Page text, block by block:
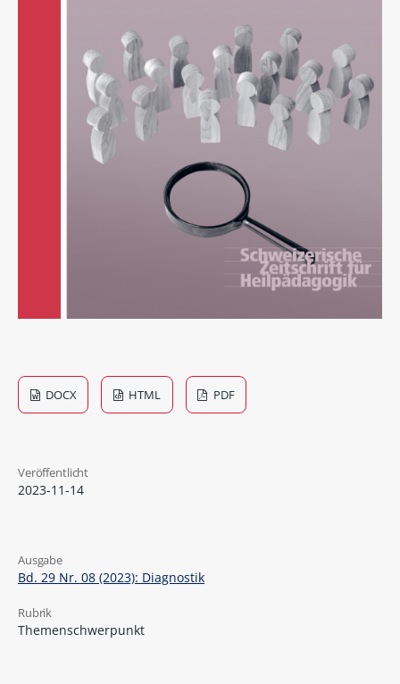
DOCX HTML PDF
Veröffentlicht
2023-11-14
Ausgabe
Bd. 29 Nr. 08 (2023): Diagnostik
Rubrik
Themenschwerpunkt